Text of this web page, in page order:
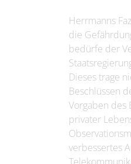
Herrmanns
die
bedürfe der
Dieses trage
Beschlüssen
Vorgaben des
privater
verbessertes